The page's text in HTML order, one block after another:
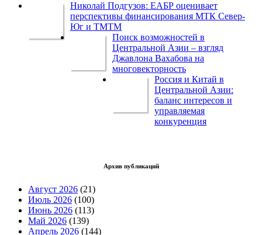
Николай Подгузов: ЕАБР оценивает
перспективы финансирования МТК Север-
Юг и ТМТМ
Поиск возможностей в
Центральной Азии – взгляд
Джавлона Вахабова на
многовекторность
Россия и Китай в
Центральной Азии:
баланс интересов и
управляемая
конкуренция
Архив публикаций
Август 2026 (21)
Июль 2026 (100)
Июнь 2026 (113)
Май 2026 (139)
Апрель 2026 (144)